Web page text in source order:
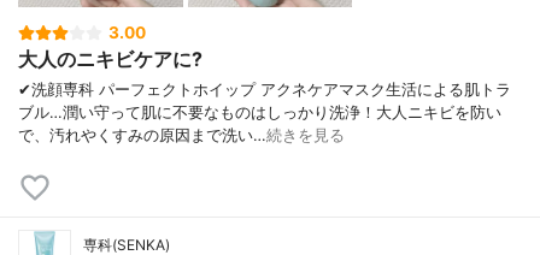
3.00
大人のニキビケアに?
✔︎洗顔専科 パーフェクトホイップ アクネケアマスク生活による肌トラ
ブル…潤い守って肌に不要なものはしっかり洗浄！大人ニキビを防い
で、汚れやくすみの原因まで洗い…続きを見る
専科(SENKA)